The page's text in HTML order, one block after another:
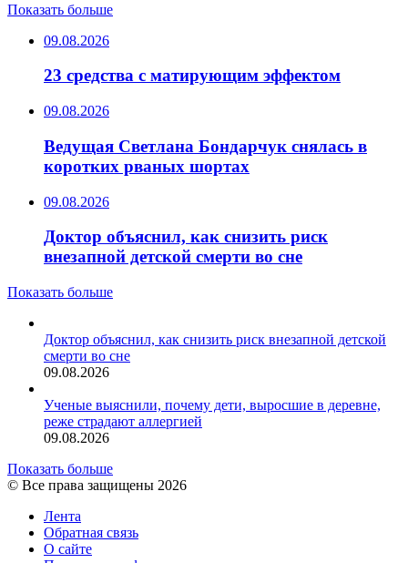
Показать больше
09.08.2026
23 средства с матирующим эффектом
09.08.2026
Ведущая Светлана Бондарчук снялась в
коротких рваных шортах
09.08.2026
Доктор объяснил, как снизить риск
внезапной детской смерти во сне
Показать больше
Доктор объяснил, как снизить риск внезапной детской
смерти во сне
09.08.2026
Ученые выяснили, почему дети, выросшие в деревне,
реже страдают аллергией
09.08.2026
Показать больше
© Все права защищены 2026
Лента
Обратная связь
О сайте